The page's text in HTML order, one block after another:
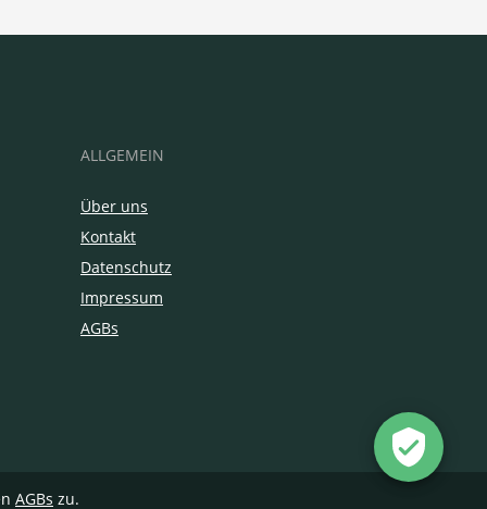
ALLGEMEIN
Über uns
Kontakt
Datenschutz
Impressum
AGBs
AGBs zu.